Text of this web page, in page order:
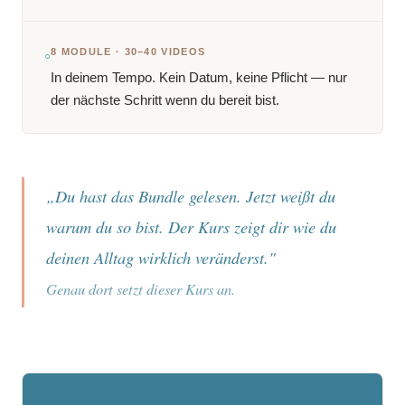
◦8 MODULE · 30–40 VIDEOS
In deinem Tempo. Kein Datum, keine Pflicht — nur
der nächste Schritt wenn du bereit bist.
„Du hast das Bundle gelesen. Jetzt weißt du
warum du so bist. Der Kurs zeigt dir wie du
deinen Alltag wirklich veränderst."
Genau dort setzt dieser Kurs an.